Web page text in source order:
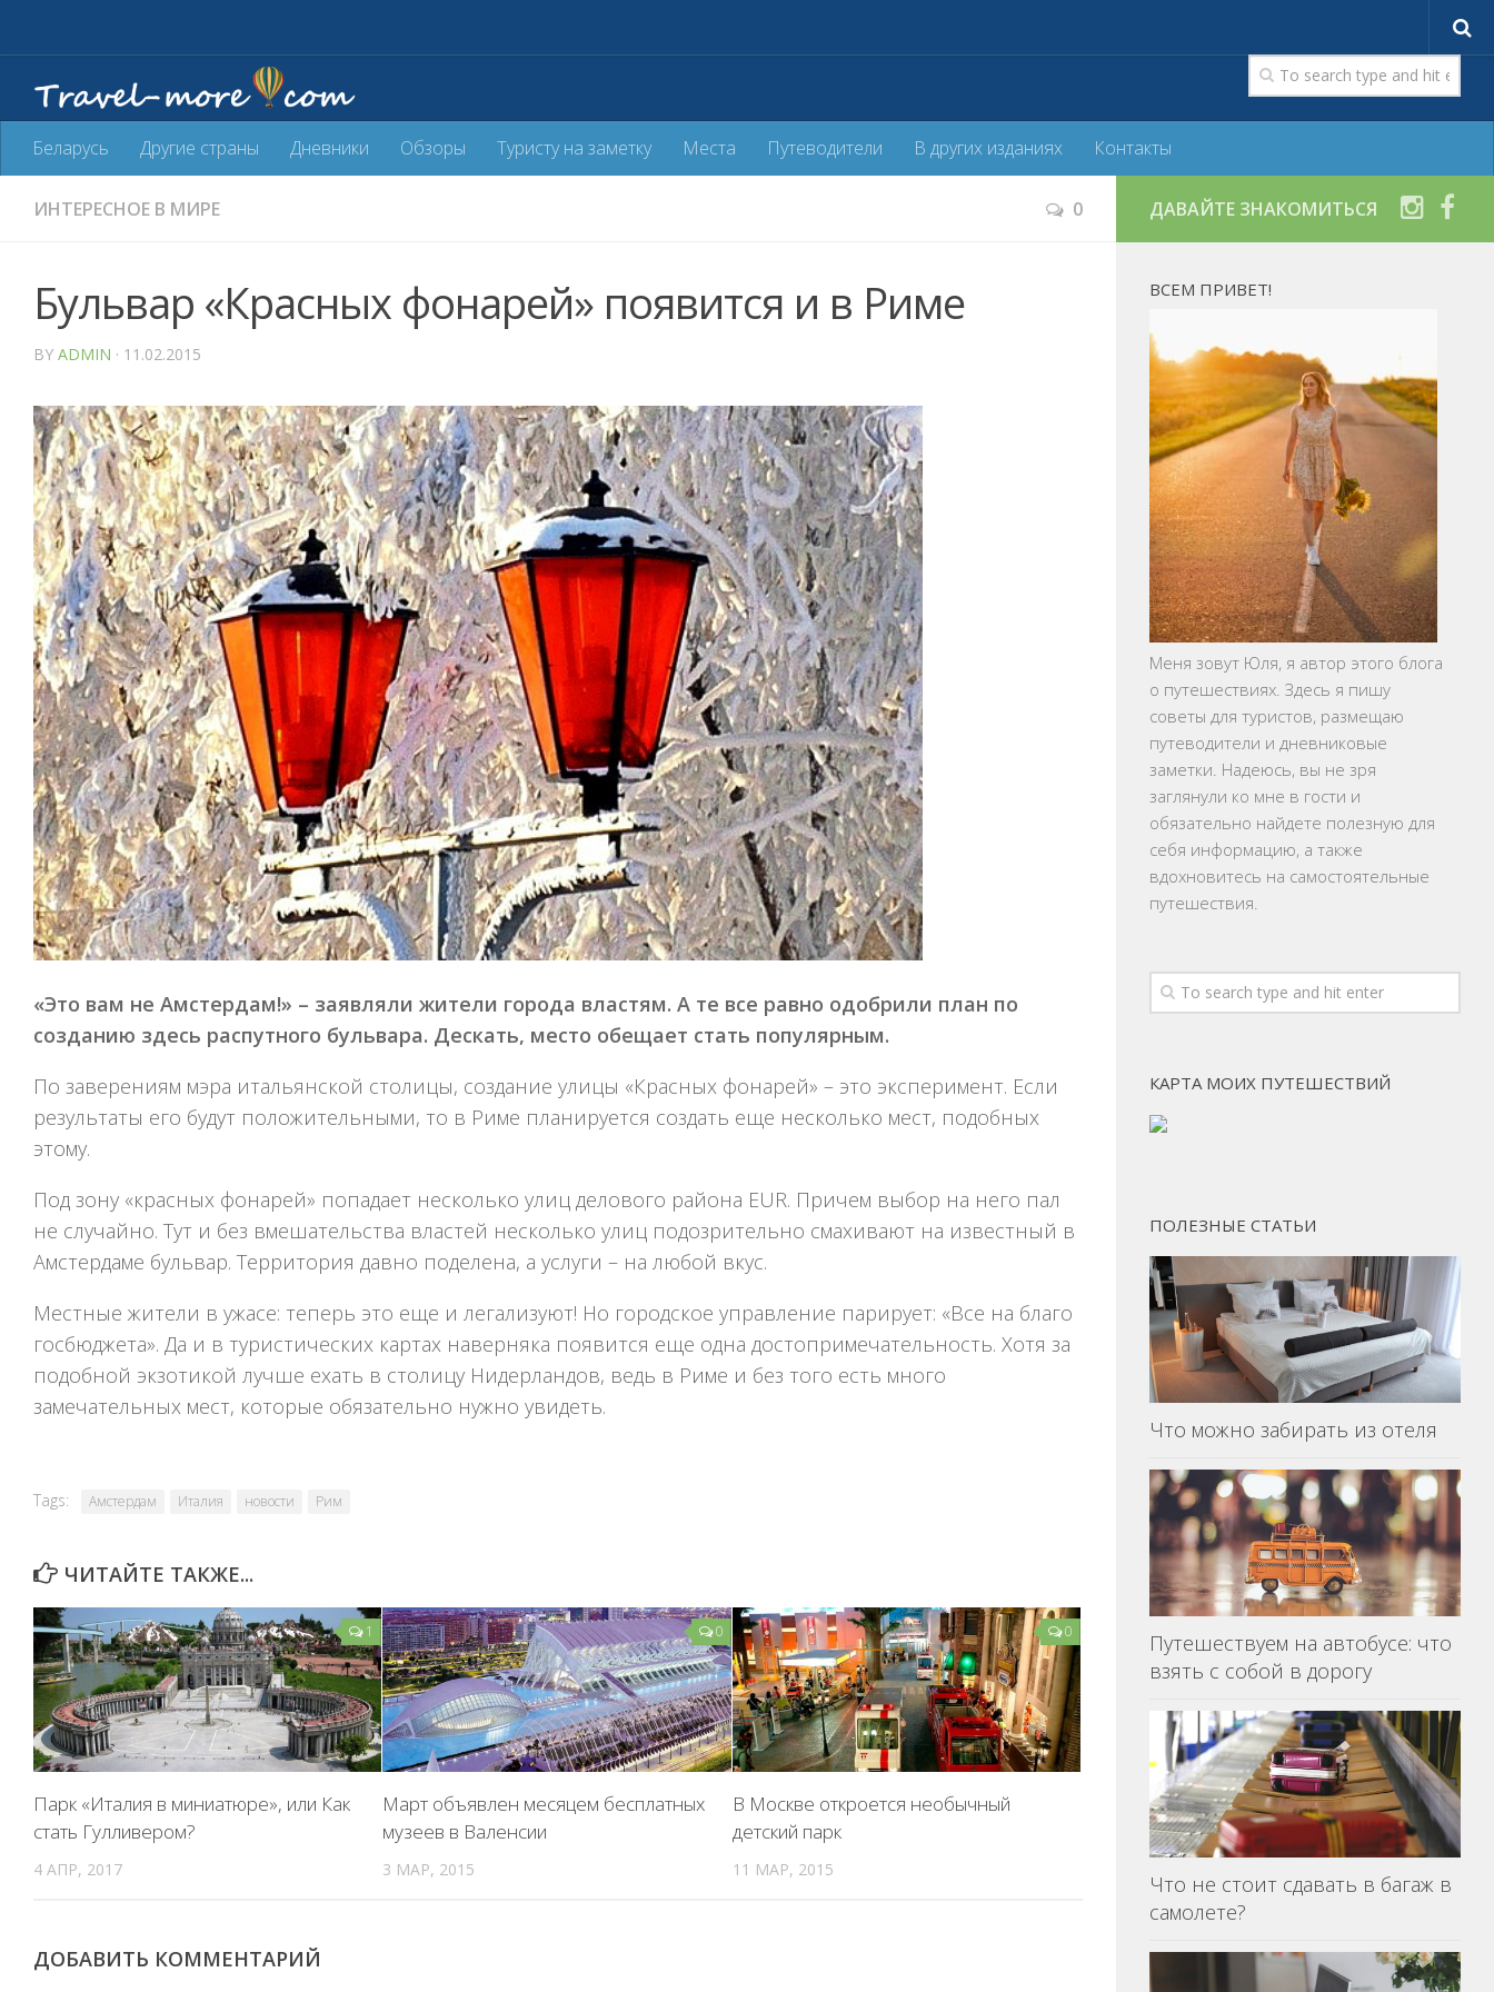
Беларусь Другие страны Дневники Обзоры Туристу на заметку Места Путеводители В других изданиях Контакты
ИНТЕРЕСНОЕ В МИРЕ 0
Бульвар «Красных фонарей» появится и в Риме
BY ADMIN · 11.02.2015
«Это вам не Амстердам!» – заявляли жители города властям. А те все равно одобрили план по
созданию здесь распутного бульвара. Дескать, место обещает стать популярным.
По заверениям мэра итальянской столицы, создание улицы «Красных фонарей» – это эксперимент. Если
результаты его будут положительными, то в Риме планируется создать еще несколько мест, подобных
этому.
Под зону «красных фонарей» попадает несколько улиц делового района EUR. Причем выбор на него пал
не случайно. Тут и без вмешательства властей несколько улиц подозрительно смахивают на известный в
Амстердаме бульвар. Территория давно поделена, а услуги – на любой вкус.
Местные жители в ужасе: теперь это еще и легализуют! Но городское управление парирует: «Все на благо
госбюджета». Да и в туристических картах наверняка появится еще одна достопримечательность. Хотя за
подобной экзотикой лучше ехать в столицу Нидерландов, ведь в Риме и без того есть много
замечательных мест, которые обязательно нужно увидеть.
Tags: Амстердам Италия новости Рим
ЧИТАЙТЕ ТАКЖЕ...
1
Парк «Италия в миниатюре», или Как
стать Гулливером?
4 АПР, 2017
0
Март объявлен месяцем бесплатных
музеев в Валенсии
3 МАР, 2015
0
В Москве откроется необычный
детский парк
11 МАР, 2015
ДОБАВИТЬ КОММЕНТАРИЙ
ДАВАЙТЕ ЗНАКОМИТЬСЯ
ВСЕМ ПРИВЕТ!
Меня зовут Юля, я автор этого блога
о путешествиях. Здесь я пишу
советы для туристов, размещаю
путеводители и дневниковые
заметки. Надеюсь, вы не зря
заглянули ко мне в гости и
обязательно найдете полезную для
себя информацию, а также
вдохновитесь на самостоятельные
путешествия.
КАРТА МОИХ ПУТЕШЕСТВИЙ
ПОЛЕЗНЫЕ СТАТЬИ
Что можно забирать из отеля
Путешествуем на автобусе: что
взять с собой в дорогу
Что не стоит сдавать в багаж в
самолете?